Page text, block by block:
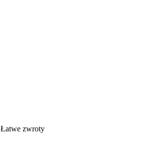
Łatwe zwroty